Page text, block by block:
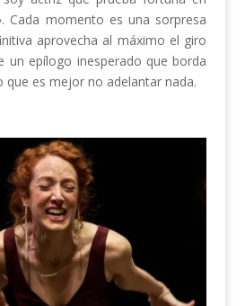
Cada momento es una sorpresa
aprovecha al máximo el giro
un epílogo inesperado que borda
que es mejor no adelantar nada.